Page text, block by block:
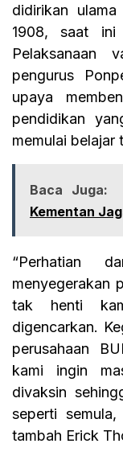
didirikan
1908, saat
Pelaksanaan
pengurus
upaya
pendidikan
memulai belajar
Baca Juga:
Kementan
“Perhatian
menyegerakan
tak henti
digencarkan.
perusahaan
kami ingin
divaksin
seperti
tambah Erick